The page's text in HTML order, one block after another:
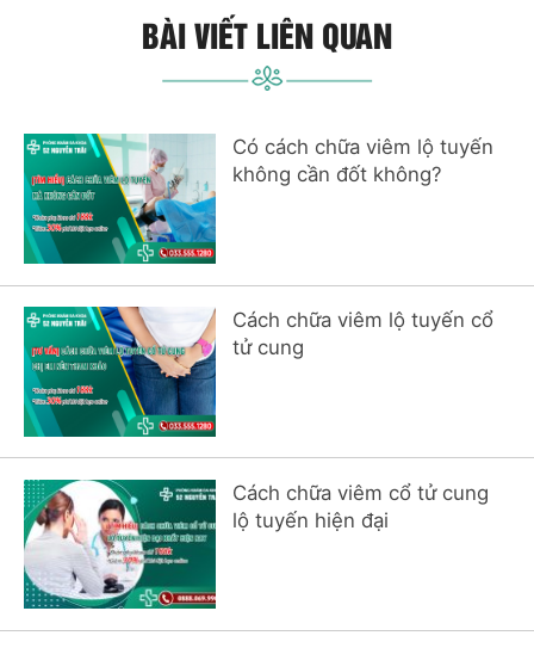
BÀI VIẾT LIÊN QUAN
Có cách chữa viêm lộ tuyến
không cần đốt không?
Cách chữa viêm lộ tuyến cổ
tử cung
Cách chữa viêm cổ tử cung
lộ tuyến hiện đại